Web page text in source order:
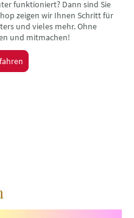
funktioniert? Dann sind Sie
zeigen wir Ihnen Schritt für
und vieles mehr. Ohne
und mitmachen!